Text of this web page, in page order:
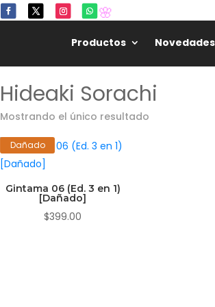
Productos Novedades
Hideaki Sorachi
Mostrando el único resultado
Dañado
Gintama 06 (Ed. 3 en 1)
[Dañado]
$399.00
🌸